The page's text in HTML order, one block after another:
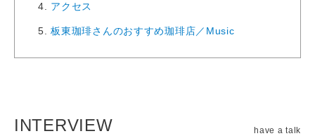
アクセス
板東珈琲さんのおすすめ珈琲店／Music
INTERVIEW have a talk